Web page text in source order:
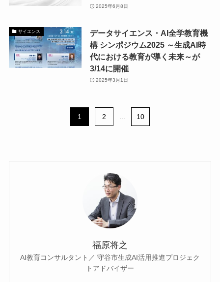
2025年6月8日
サイエンス
データサイエンス・AI全学教育機
構 シンポジウム2025 ～生成AI時
代における教育が導く未来～が
3/14に開催
2025年3月1日
1 2 ... 10
福原将之
AI教育コンサルタント／ 守谷市生成AI活用推進プロジェク
トアドバイザー